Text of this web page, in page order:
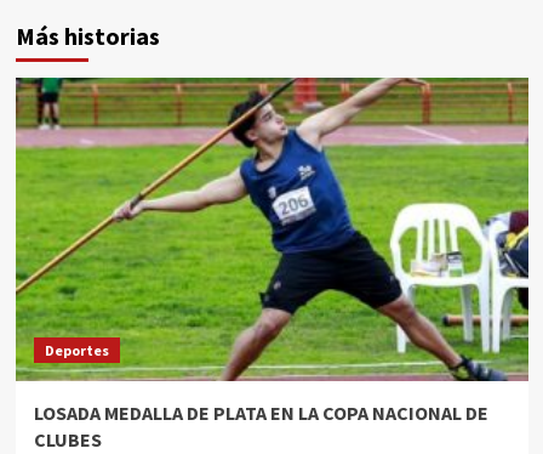
Más historias
Deportes
LOSADA MEDALLA DE PLATA EN LA COPA NACIONAL DE
CLUBES